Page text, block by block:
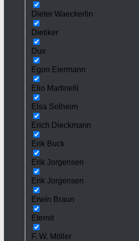
Dieter Waeckerlin
Dietiker
Dux
Egon Eiermann
Elio Martinelli
Elsa Solheim
Erich Dieckmann
Erik Buck
Erik Jorgensen
Erik Jorgensen
Erwin Braun
Eternit
F. W. Möller